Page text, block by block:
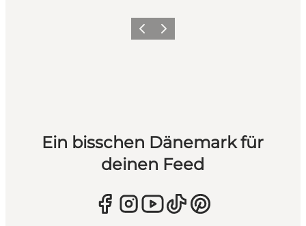
ZurückWeiter
Ein bisschen Dänemark für
deinen Feed